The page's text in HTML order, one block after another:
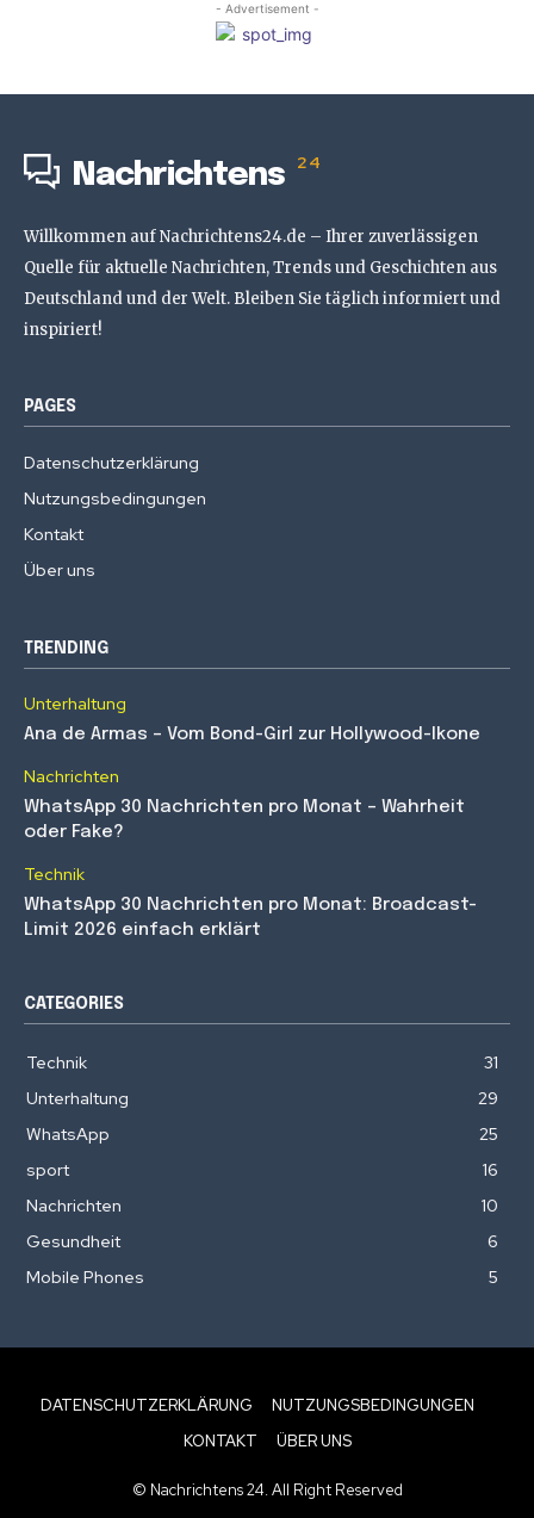
- Advertisement -
Nachrichtens 24
Willkommen auf Nachrichtens24.de – Ihrer zuverlässigen
Quelle für aktuelle Nachrichten, Trends und Geschichten aus
Deutschland und der Welt. Bleiben Sie täglich informiert und
inspiriert!
PAGES
Datenschutzerklärung
Nutzungsbedingungen
Kontakt
Über uns
TRENDING
Unterhaltung
Ana de Armas – Vom Bond-Girl zur Hollywood-Ikone
Nachrichten
WhatsApp 30 Nachrichten pro Monat – Wahrheit
oder Fake?
Technik
WhatsApp 30 Nachrichten pro Monat: Broadcast-
Limit 2026 einfach erklärt
CATEGORIES
Technik
31
Unterhaltung
29
WhatsApp
25
sport
16
Nachrichten
10
Gesundheit
6
Mobile Phones
5
DATENSCHUTZERKLÄRUNG
NUTZUNGSBEDINGUNGEN
KONTAKT
ÜBER UNS
© Nachrichtens 24. All Right Reserved